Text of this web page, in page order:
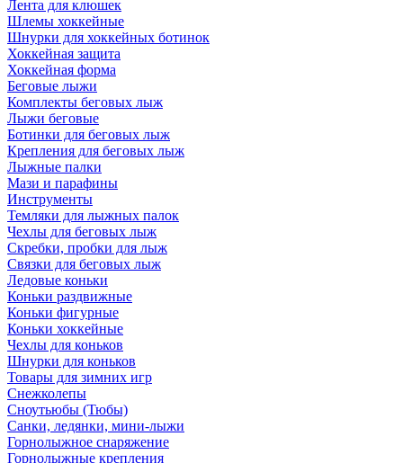
Лента для клюшек
Шлемы хоккейные
Шнурки для хоккейных ботинок
Хоккейная защита
Хоккейная форма
Беговые лыжи
Комплекты беговых лыж
Лыжи беговые
Ботинки для беговых лыж
Крепления для беговых лыж
Лыжные палки
Мази и парафины
Инструменты
Темляки для лыжных палок
Чехлы для беговых лыж
Скребки, пробки для лыж
Связки для беговых лыж
Ледовые коньки
Коньки раздвижные
Коньки фигурные
Коньки хоккейные
Чехлы для коньков
Шнурки для коньков
Товары для зимних игр
Снежколепы
Сноутьюбы (Тюбы)
Санки, ледянки, мини-лыжи
Горнолыжное снаряжение
Горнолыжные крепления